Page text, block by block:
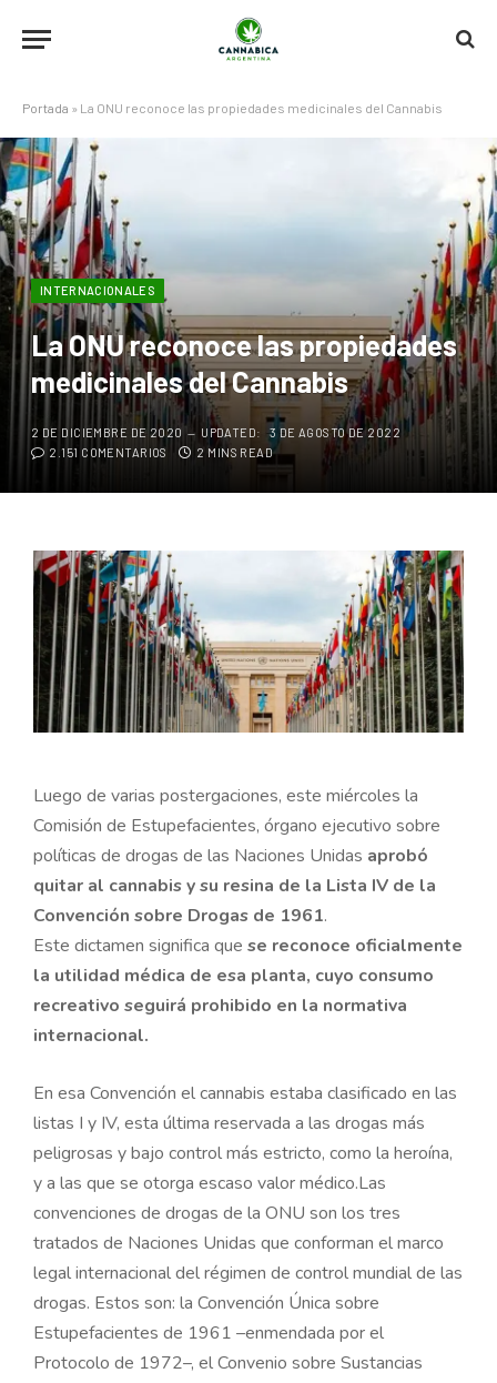
Portada » La ONU reconoce las propiedades medicinales del Cannabis
INTERNACIONALES
La ONU reconoce las propiedades
medicinales del Cannabis
2 DE DICIEMBRE DE 2020 UPDATED:
3 DE AGOSTO DE 2022
2.151 COMENTARIOS
2 MINS READ
Luego de varias postergaciones, este miércoles la
Comisión de Estupefacientes, órgano ejecutivo sobre
políticas de drogas de las Naciones Unidas aprobó
quitar al cannabis y su resina de la Lista IV de la
Convención sobre Drogas de 1961.
Este dictamen significa que se reconoce oficialmente
la utilidad médica de esa planta, cuyo consumo
recreativo seguirá prohibido en la normativa
internacional.
En esa Convención el cannabis estaba clasificado en las
listas I y IV, esta última reservada a las drogas más
peligrosas y bajo control más estricto, como la heroína,
y a las que se otorga escaso valor médico.Las
convenciones de drogas de la ONU son los tres
tratados de Naciones Unidas que conforman el marco
legal internacional del régimen de control mundial de las
drogas. Estos son: la Convención Única sobre
Estupefacientes de 1961 –enmendada por el
Protocolo de 1972–, el Convenio sobre Sustancias